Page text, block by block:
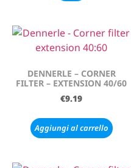
DENNERLE – CORNER
FILTER – EXTENSION 40/60
€9.19
Aggiungi al carrello